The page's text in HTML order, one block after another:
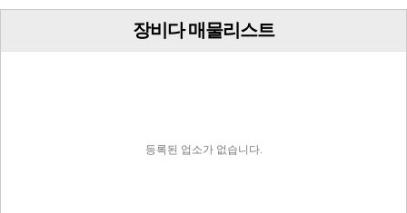
장비다 매물리스트
등록된 업소가 없습니다.